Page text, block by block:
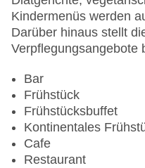
Mastercard, Visa
Landeskategorie: 5
Kindermenüs werden
Darüber hinaus stellt
Verpflegungsangebote
Bar
Frühstück
Frühstücksbuffet
Kontinentales
Cafe
Restaurant